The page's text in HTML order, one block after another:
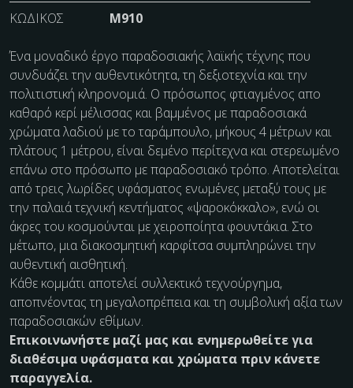
ΚΩΔΙΚΌΣ
M910
Ένα μοναδικό έργο παραδοσιακής λαϊκής τέχνης που
συνδυάζει την αυθεντικότητα, τη δεξιοτεχνία και την
πολιτιστική κληρονομιά. O πρόσωπος φτιαγμένος απο
καθαρό κερί μέλισσας και βαμμένος με παραδοσιακά
χρώματα λαδιού με το ταράμπουλο, μήκους 4 μέτρων και
πλάτους 1 μέτρου, είναι δεμένο περίτεχνα και στερεωμένο
επάνω στο πρόσωπο με παραδοσιακό τρόπο. Αποτελείται
από τρεις λωρίδες υφάσματος ενωμένες μεταξύ τους με
την παλαιά τεχνική κεντήματος «ψαροκόκκαλο», ενώ οι
άκρες του κοσμούνται με χειροποίητα φουντάκια. Στο
μέτωπο, μια διακοσμητική καρφίτσα συμπληρώνει την
αυθεντική αισθητική.
Κάθε κομμάτι αποτελεί συλλεκτικό τεχνούργημα,
αποπνέοντας τη μεγαλοπρέπεια και τη συμβολική αξία των
παραδοσιακών εθίμων.
Επικοινωνήστε μαζί μας και ενημερωθείτε για
διαθέσιμα υφάσματα και χρώματα πριν κάνετε
παραγγελία.